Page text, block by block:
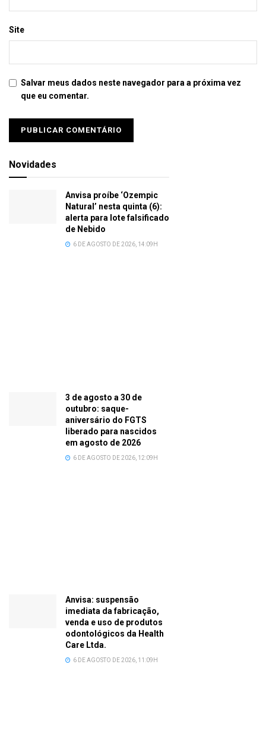
Site
Salvar meus dados neste navegador para a próxima vez
que eu comentar.
Novidades
Anvisa proíbe ‘Ozempic
Natural’ nesta quinta (6):
alerta para lote falsificado
de Nebido
6 DE AGOSTO DE 2026, 14:09H
3 de agosto a 30 de
outubro: saque-
aniversário do FGTS
liberado para nascidos
em agosto de 2026
6 DE AGOSTO DE 2026, 12:09H
Anvisa: suspensão
imediata da fabricação,
venda e uso de produtos
odontológicos da Health
Care Ltda.
6 DE AGOSTO DE 2026, 11:09H